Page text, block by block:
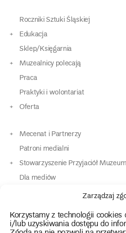
Zarządzaj
Korzystamy z technologii
i/lub uzyskiwania dostępu do
Roczniki Sztuki Śląskiej
Edukacja
Sklep/Księgarnia
Muzealnicy polecają
Praca
Praktyki i wolontariat
Oferta
Mecenat i Partnerzy
Patroni medialni
Stowarzyszenie Przyjaciół Muzeum
Dla mediów
Dla osób o specjalnych potrzebach
Kontakt